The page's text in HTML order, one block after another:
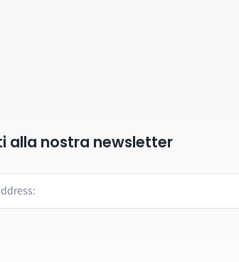
alla nostra newsletter